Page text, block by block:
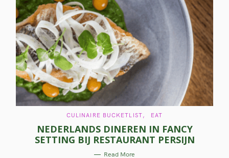
C
T
E
G
O
R
CULINAIRE BUCKETLIST EAT
NEDERLANDS DINEREN IN FANCY
SETTING BIJ RESTAURANT PERSIJN
Read More